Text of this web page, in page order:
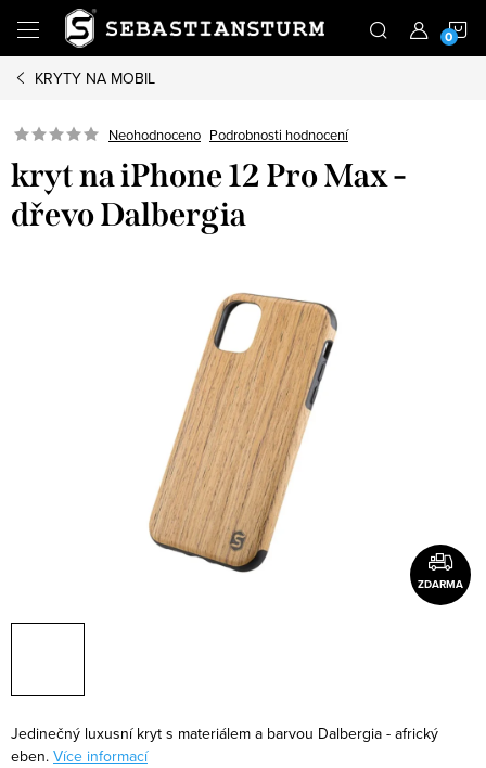
obsah
KRYTY NA MOBIL
Neohodnoceno Podrobnosti hodnocení
kryt na iPhone 12 Pro Max -
dřevo Dalbergia
ZDARMA
Jedinečný luxusní kryt s materiálem a barvou Dalbergia - africký
eben. Více informací